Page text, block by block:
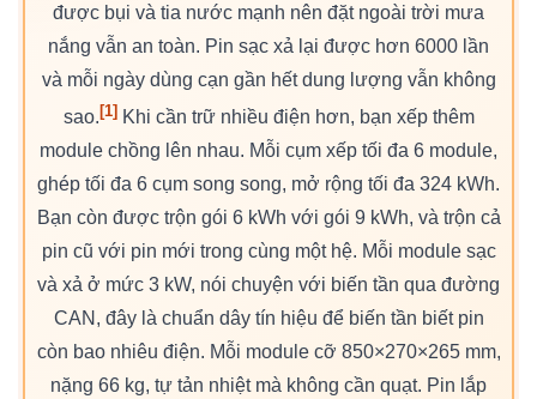
được bụi và tia nước mạnh nên đặt ngoài trời mưa
nắng vẫn an toàn. Pin sạc xả lại được hơn 6000 lần
và mỗi ngày dùng cạn gần hết dung lượng vẫn không
sao. [1]Khi cần trữ nhiều điện hơn, bạn xếp thêm
module chồng lên nhau. Mỗi cụm xếp tối đa 6 module,
ghép tối đa 6 cụm song song, mở rộng tối đa 324 kWh.
Bạn còn được trộn gói 6 kWh với gói 9 kWh, và trộn cả
pin cũ với pin mới trong cùng một hệ. Mỗi module sạc
và xả ở mức 3 kW, nói chuyện với biến tần qua đường
CAN, đây là chuẩn dây tín hiệu để biến tần biết pin
còn bao nhiêu điện. Mỗi module cỡ 850×270×265 mm,
nặng 66 kg, tự tản nhiệt mà không cần quạt. Pin lắp